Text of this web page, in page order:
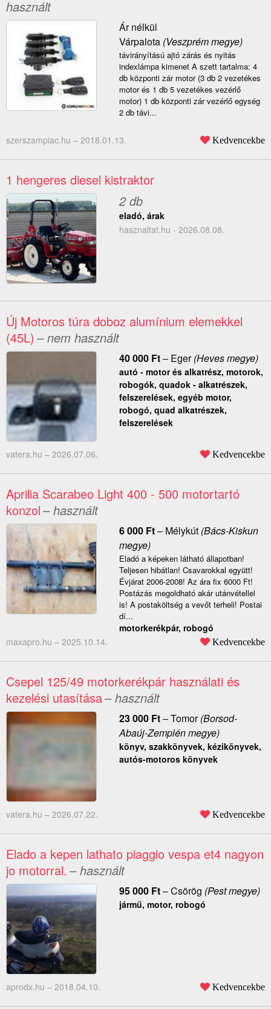
használt
Ár nélkül
Várpalota(Veszprém megye)
távirányítású ajtó zárás és nyitás
indexlámpa kimenet A szett tartalma: 4
db központi zár motor (3 db 2 vezetékes
motor és 1 db 5 vezetékes vezérlő
motor) 1 db központi zár vezérlő egység
2 db távi...
szerszampiac.hu – 2018.01.13. Kedvencekbe
1 hengeres diesel kistraktor
2 db
eladó, árak
hasznaltat.hu - 2026.08.08.
Új Motoros túra doboz alumínium elemekkel
(45L) – nem használt
40 000 Ft– Eger(Heves megye)
autó - motor és alkatrész, motorok,
robogók, quadok - alkatrészek,
felszerelések, egyéb motor,
robogó, quad alkatrészek,
felszerelések
vatera.hu – 2026.07.06. Kedvencekbe
Aprilia Scarabeo Light 400 - 500 motortartó
konzol– használt
6 000 Ft– Mélykút(Bács-Kiskun
megye)
Eladó a képeken látható állapotban!
Teljesen hibátlan! Csavarokkal együtt!
Évjárat 2006-2008! Az ára fix 6000 Ft!
Postázás megoldható akár utánvétellel
is! A postaköltség a vevőt terheli! Postai
dí...
motorkerékpár, robogó
maxapro.hu – 2025.10.14. Kedvencekbe
Csepel 125/49 motorkerékpár használati és
kezelési utasítása– használt
23 000 Ft–Tomor(Borsod-
Abaúj-Zemplén megye)
könyv, szakkönyvek, kézikönyvek,
autós-motoros könyvek
vatera.hu – 2026.07.22. Kedvencekbe
Elado a kepen lathato piaggio vespa et4 nagyon
jo motorral. – használt
95 000 Ft–Csörög (Pest megye)
jármű, motor, robogó
aprodx.hu – 2018.04.10. Kedvencekbe